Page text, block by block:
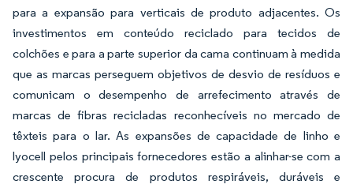
para a expansão para verticais de produto adjacentes. Os
investimentos em conteúdo reciclado para tecidos de
colchões e para a parte superior da cama continuam à medida
que as marcas perseguem objetivos de desvio de resíduos e
comunicam o desempenho de arrefecimento através de
marcas de fibras recicladas reconhecíveis no mercado de
têxteis para o lar. As expansões de capacidade de linho e
lyocell pelos principais fornecedores estão a alinhar-se com a
crescente procura de produtos respiráveis, duráveis e